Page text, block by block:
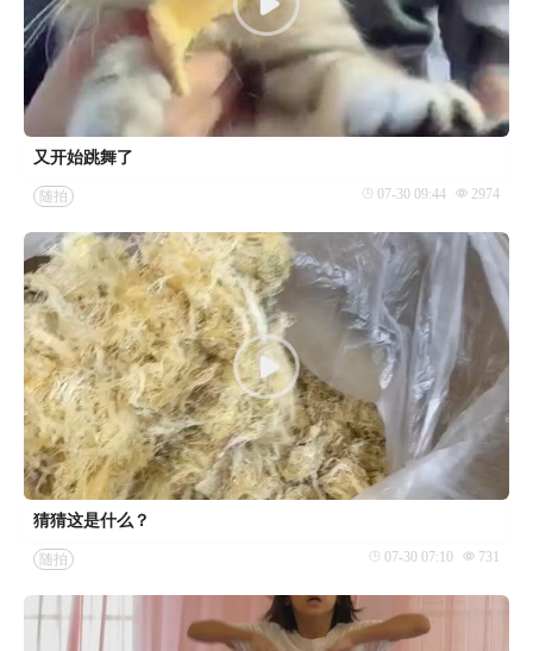
又开始跳舞了
随拍 07-30 09:44 2974
猜猜这是什么？
随拍 07-30 07:10 731